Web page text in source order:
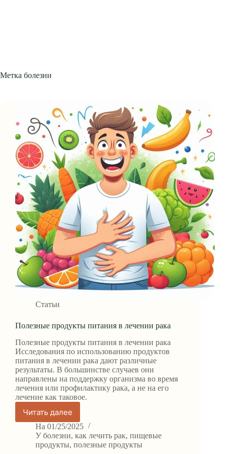
Метка болезни
Статьи
Полезные продукты питания в лечении рака
Полезные продукты питания в лечении рака
Исследования по использованию продуктов
питания в лечении рака дают различные
результаты. В большинстве случаев они
направлены на поддержку организма во время
лечения или профилактику рака, а не на его
лечение как таковое.
Читать далее
Полезные
продукты
питания
в
На 01/25/2025
У болезни,как лечить рак,пищевые
продукты, полезные продукты